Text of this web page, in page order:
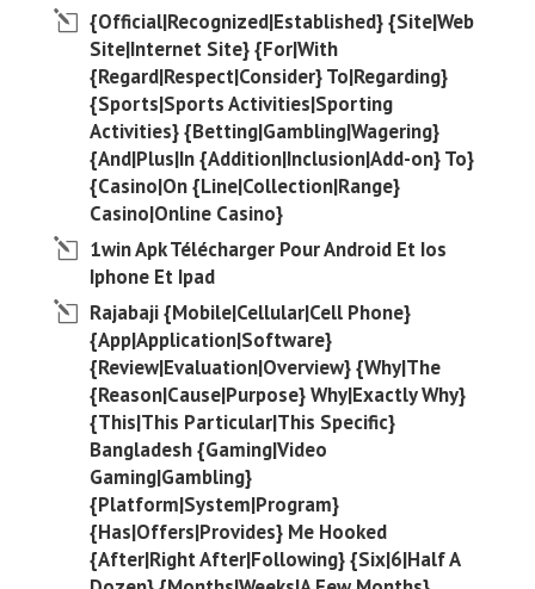
{Official|Recognized|Established} {Site|Web
Site|Internet Site} {For|With
{Regard|Respect|Consider} To|Regarding}
{Sports|Sports Activities|Sporting
Activities} {Betting|Gambling|Wagering}
{And|Plus|In {Addition|Inclusion|Add-on} To}
{Casino|On {Line|Collection|Range}
Casino|Online Casino}
1win Apk Télécharger Pour Android Et Ios
Iphone Et Ipad
Rajabaji {Mobile|Cellular|Cell Phone}
{App|Application|Software}
{Review|Evaluation|Overview} {Why|The
{Reason|Cause|Purpose} Why|Exactly Why}
{This|This Particular|This Specific}
Bangladesh {Gaming|Video
Gaming|Gambling}
{Platform|System|Program}
{Has|Offers|Provides} Me Hooked
{After|Right After|Following} {Six|6|Half A